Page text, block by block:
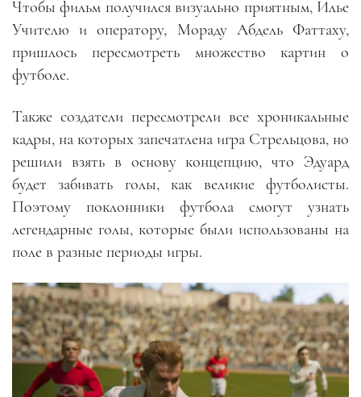
Чтобы фильм получился визуально приятным, Илье
Учителю и оператору, Мораду Абдель Фаттаху,
пришлось пересмотреть множество картин о
футболе.
Также создатели пересмотрели все хроникальные
кадры, на которых запечатлена игра Стрельцова, но
решили взять в основу концепцию, что Эдуард
будет забивать голы, как великие футболисты.
Поэтому поклонники футбола смогут узнать
легендарные голы, которые были использованы на
поле в разные периоды игры.